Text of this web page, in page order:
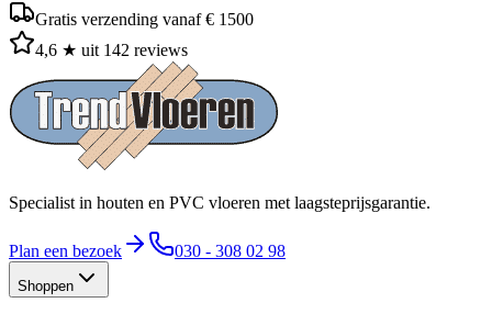
Gratis verzending vanaf € 1500
4,6 ★ uit 142 reviews
Specialist in houten en PVC vloeren met laagsteprijsgarantie.
Plan een bezoek 030 - 308 02 98
Shoppen